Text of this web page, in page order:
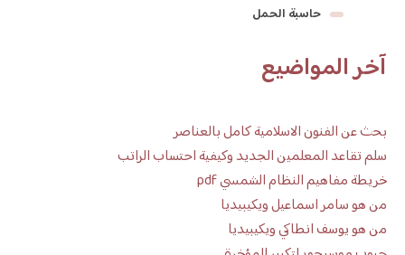
حاسبة الحمل
آخر المواضيع
بحث عن الفنون الاسلامية كامل بالعناصر
سلم تقاعد المعلمين الجديد وكيفية احتساب الراتب
خريطة مفاهيم النظام الشمسي pdf
من هو سامر اسماعيل ويكيبيديا
من هو يوسف انطاكي ويكيبيديا